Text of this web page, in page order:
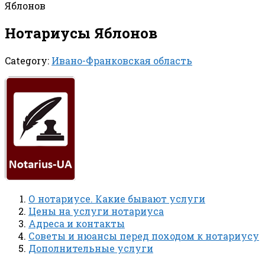
Яблонов
Нотариусы Яблонов
Category: Ивано-Франковская область
О нотариусе. Какие бывают услуги
Цены на услуги нотариуса
Адреса и контакты
Советы и нюансы перед походом к нотариусу
Дополнительные услуги